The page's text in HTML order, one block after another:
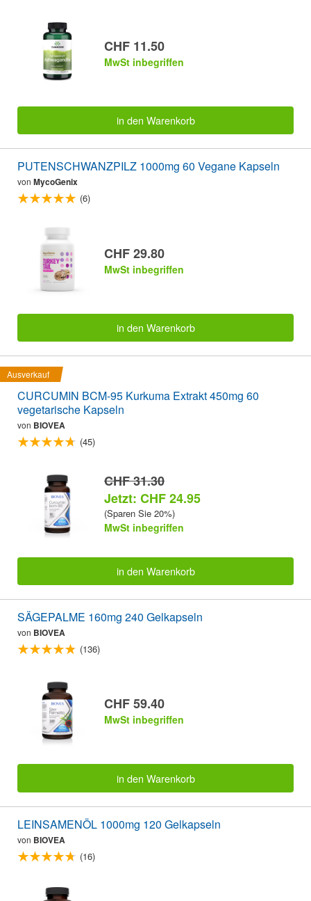
CHF 11.50
MwSt inbegriffen
in den Warenkorb
PUTENSCHWANZPILZ 1000mg 60 Vegane Kapseln
von MycoGenix
(6)
CHF 29.80
MwSt inbegriffen
in den Warenkorb
Ausverkauf
CURCUMIN BCM-95 Kurkuma Extrakt 450mg 60
vegetarische Kapseln
von BIOVEA
(45)
CHF 31.30
Jetzt: CHF 24.95
(Sparen Sie 20%)
MwSt inbegriffen
in den Warenkorb
SÄGEPALME 160mg 240 Gelkapseln
von BIOVEA
(136)
CHF 59.40
MwSt inbegriffen
in den Warenkorb
LEINSAMENÖL 1000mg 120 Gelkapseln
von BIOVEA
(16)